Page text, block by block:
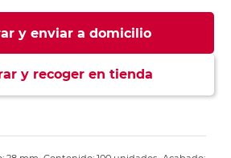
y enviar a domicilio
y recoger en tienda